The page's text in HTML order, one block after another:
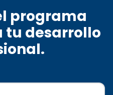
programa
tu desarrollo